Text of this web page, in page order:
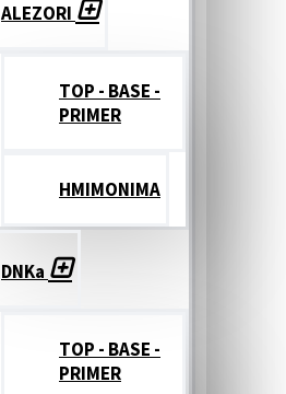
ALEZORI
TOP - BASE -
PRIMER
ΗΜΙΜΟΝΙΜΑ
DNKa
TOP - BASE -
PRIMER